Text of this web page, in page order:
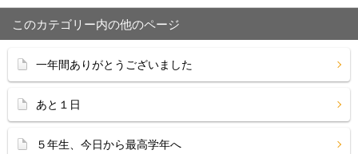
このカテゴリー内の他のページ
一年間ありがとうございました
あと１日
５年生、今日から最高学年へ